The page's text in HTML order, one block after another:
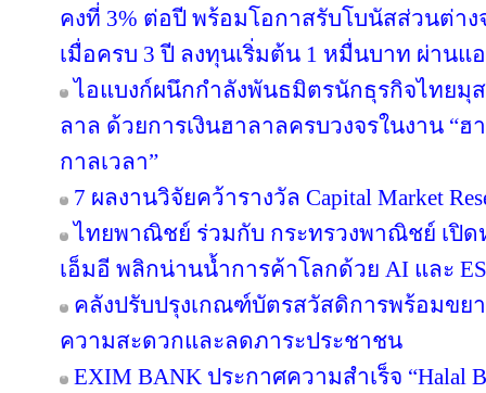
คงที่ 3% ต่อปี พร้อมโอกาสรับโบนัสส่วนต่า
เมื่อครบ 3 ปี ลงทุนเริ่มต้น 1 หมื่นบาท ผ่านแ
ไอแบงก์ผนึกกำลังพันธมิตรนักธุรกิจไทยมุ
ลาล ด้วยการเงินฮาลาลครบวงจรในงาน “
กาลเวลา”
7 ผลงานวิจัยคว้ารางวัล Capital Market
ไทยพาณิชย์ ร่วมกับ กระทรวงพาณิชย์ เปิด
เอ็มอี พลิกน่านน้ำการค้าโลกด้วย AI และ
คลังปรับปรุงเกณฑ์บัตรสวัสดิการพร้อมขย
ความสะดวกและลดภาระประชาชน
EXIM BANK ประกาศความสำเร็จ “Halal